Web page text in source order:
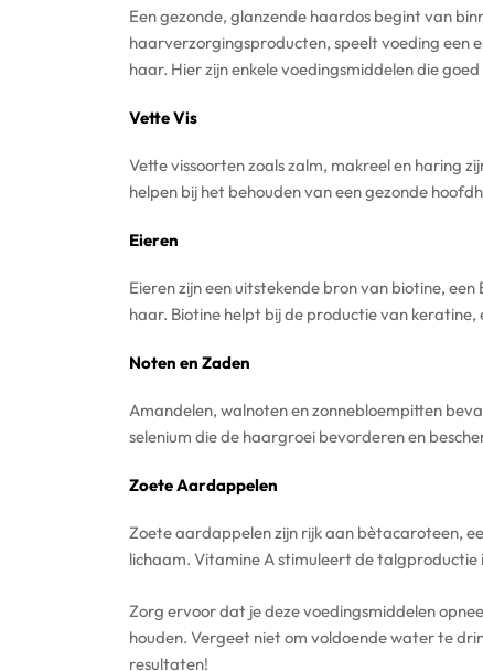
Een gezonde, glanzende haardos begint van
haarverzorgingsproducten, speelt voeding een
haar. Hier zijn enkele voedingsmiddelen die
Vette Vis
Vette vissoorten zoals zalm, makreel en haring
helpen bij het behouden van een gezonde
Eieren
Eieren zijn een uitstekende bron van biotine,
haar. Biotine helpt bij de productie van
Noten en Zaden
Amandelen, walnoten en zonnebloempitten
selenium die de haargroei bevorderen en
Zoete Aardappelen
Zoete aardappelen zijn rijk aan bètacaroteen,
lichaam. Vitamine A stimuleert de
Zorg ervoor dat je deze voedingsmiddelen
houden. Vergeet niet om voldoende water te
resultaten!